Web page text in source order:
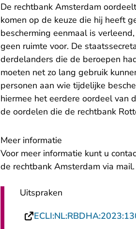
De rechtbank Amsterdam
komen op de keuze die hij heeft
bescherming eenmaal is
geen ruimte voor. De
derdelanders die de beroepen
moeten net zo lang gebruik
personen aan wie tijdelijke
hiermee het eerdere oordeel van
de oordelen die de rechtbank
Meer informatie
Voor meer informatie kunt u
de rechtbank Amsterdam via mail.
Uitspraken